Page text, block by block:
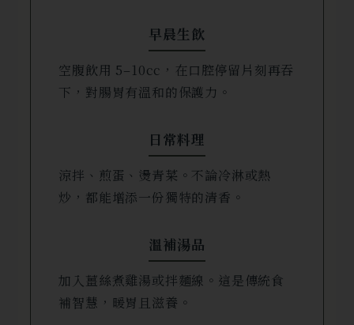
早晨生飲
空腹飲用 5–10cc，在口腔停留片刻再吞
下，對腸胃有溫和的保護力。
日常料理
涼拌、煎蛋、燙青菜。不論冷淋或熱
炒，都能增添一份獨特的清香。
溫補湯品
加入薑絲煮雞湯或拌麵線。這是傳統食
補智慧，暖胃且滋養。